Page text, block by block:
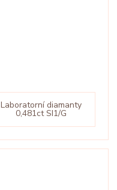
Laboratorní diamanty
0,481ct SI1/G